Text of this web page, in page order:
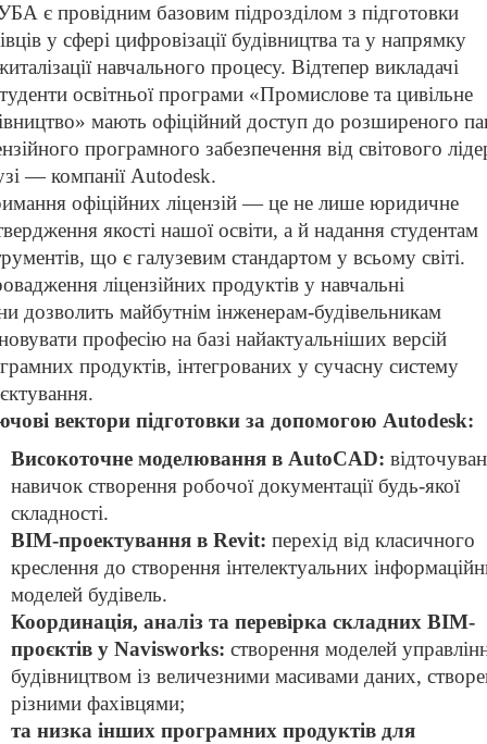
є провідним базовим підрозділом з підготовки
у сфері цифровізації будівництва та у напрямку
навчального процесу. Відтепер викладачі
освітньої програми «Промислове та цивільне
мають офіційний доступ до розширеного
програмного забезпечення від світового
— компанії Autodesk.
офіційних ліцензій — це не лише юридичне
якості нашої освіти, а й надання студентам
що є галузевим стандартом у всьому світі.
ліцензійних продуктів у навчальні
дозволить майбутнім інженерам-будівельникам
професію на базі найактуальніших версій
продуктів, інтегрованих у сучасну систему
вектори підготовки за допомогою Autodesk:
Високоточне моделювання в AutoCAD:
навичок створення робочої документації будь-якої
складності.
BIM-проектування в Revit: перехід від класичного
креслення до створення інтелектуальних
моделей будівель.
Координація, аналіз та перевірка складних BIM-
проєктів у Navisworks: створення моделей
будівництвом із величезними масивами даних,
різними фахівцями;
та низка інших програмних продуктів для